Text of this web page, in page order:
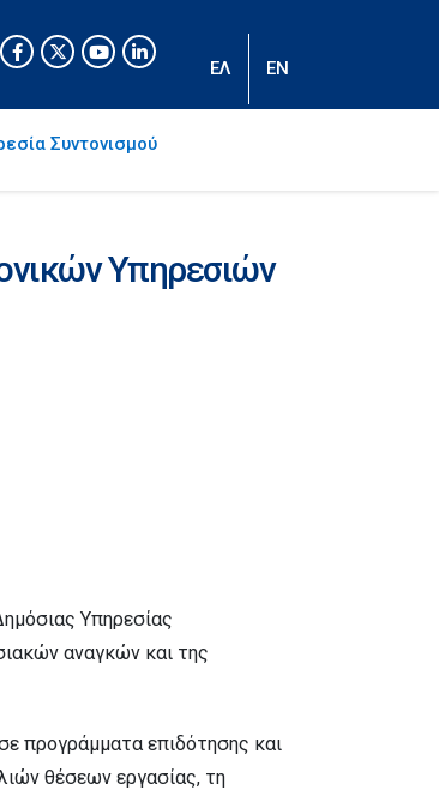
ΕΛ EN
Συντονισμού
Υπηρεσιών
Υπηρεσίας
αναγκών και της
προγράμματα επιδότησης και
θέσεων εργασίας, τη